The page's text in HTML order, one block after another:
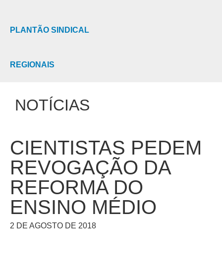
PLANTÃO SINDICAL
REGIONAIS
NOTÍCIAS
CIENTISTAS PEDEM
REVOGAÇÃO DA
REFORMA DO
ENSINO MÉDIO
2 DE AGOSTO DE 2018